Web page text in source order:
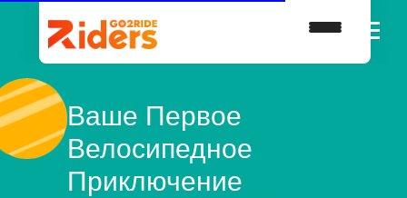
Ваше Первое
Велосипедное
Приключение